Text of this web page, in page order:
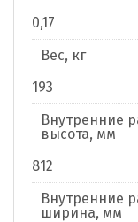
0,17
Вес, кг
193
Внутренние
высота, мм
812
Внутренние
ширина, мм